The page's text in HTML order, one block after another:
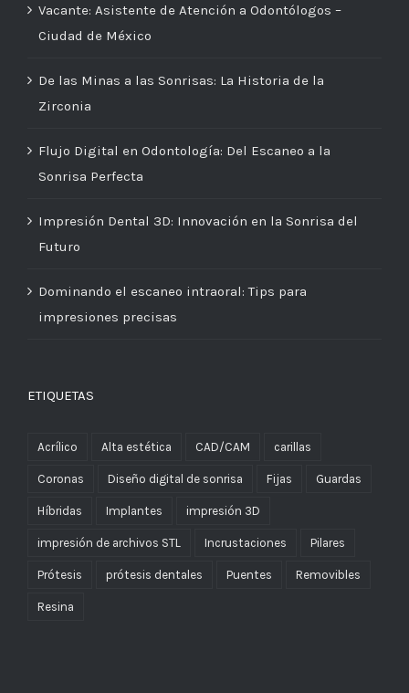
Vacante: Asistente de Atención a Odontólogos –
Ciudad de México
De las Minas a las Sonrisas: La Historia de la
Zirconia
Flujo Digital en Odontología: Del Escaneo a la
Sonrisa Perfecta
Impresión Dental 3D: Innovación en la Sonrisa del
Futuro
Dominando el escaneo intraoral: Tips para
impresiones precisas
ETIQUETAS
Acrílico Alta estética CAD/CAM carillas
Coronas Diseño digital de sonrisa Fijas Guardas
Híbridas Implantes impresión 3D
impresión de archivos STL Incrustaciones Pilares
Prótesis prótesis dentales Puentes Removibles
Resina